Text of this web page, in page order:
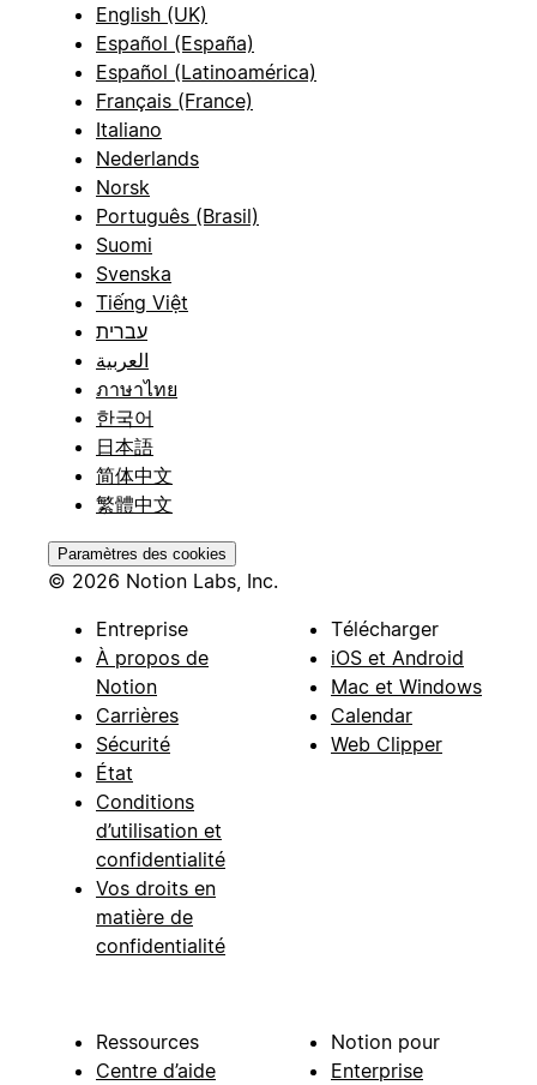
English (UK)
Español (España)
Español (Latinoamérica)
Français (France)
Italiano
Nederlands
Norsk
Português (Brasil)
Suomi
Svenska
Tiếng Việt
עברית
العربية
ภาษาไทย
한국어
日本語
简体中文
繁體中文
Paramètres des cookies
© 2026 Notion Labs, Inc.
Entreprise
À propos de
Notion
Carrières
Sécurité
État
Conditions
d’utilisation et
confidentialité
Vos droits en
matière de
confidentialité
Télécharger
iOS et Android
Mac et Windows
Calendar
Web Clipper
Ressources
Centre d’aide
Notion pour
Enterprise